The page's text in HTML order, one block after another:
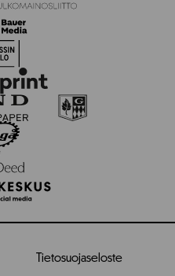
Tietosuojaseloste